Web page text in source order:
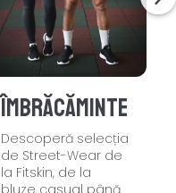
Îmbrăcăminte
Descoperă selecția
de Street-Wear de
la Fitskin, de la